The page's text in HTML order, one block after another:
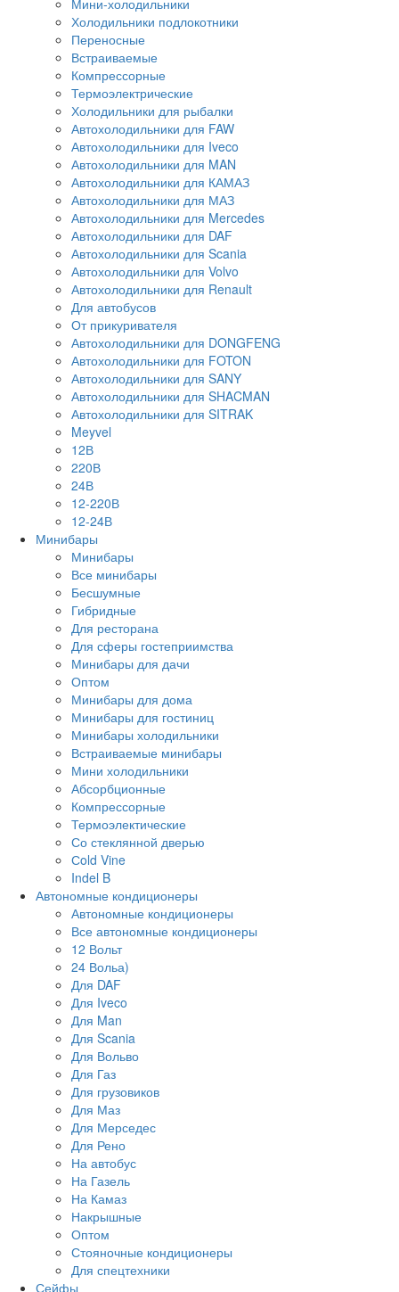
Холодильники подлокотники
Переносные
Встраиваемые
Компрессорные
Термоэлектрические
Холодильники для рыбалки
Автохолодильники для FAW
Автохолодильники для Iveco
Автохолодильники для MAN
Автохолодильники для КАМАЗ
Автохолодильники для МАЗ
Автохолодильники для Mercedes
Автохолодильники для DAF
Автохолодильники для Scania
Автохолодильники для Volvo
Автохолодильники для Renault
Для автобусов
От прикуривателя
Автохолодильники для DONGFENG
Автохолодильники для FOTON
Автохолодильники для SANY
Автохолодильники для SHACMAN
Автохолодильники для SITRAK
Meyvel
12В
220В
24В
12-220В
12-24В
Минибары
Минибары
Все минибары
Бесшумные
Гибридные
Для ресторана
Для сферы гостеприимства
Минибары для дачи
Оптом
Минибары для дома
Минибары для гостиниц
Минибары холодильники
Встраиваемые минибары
Мини холодильники
Абсорбционные
Компрессорные
Термоэлектические
Со стеклянной дверью
Сold Vine
Indel B
Автономные кондиционеры
Автономные кондиционеры
Все автономные кондиционеры
12 Вольт
24 Вольа)
Для DAF
Для Iveco
Для Man
Для Scania
Для Вольво
Для Газ
Для грузовиков
Для Маз
Для Мерседес
Для Рено
На автобус
На Газель
На Камаз
Накрышные
Оптом
Стояночные кондиционеры
Для спецтехники
Сейфы